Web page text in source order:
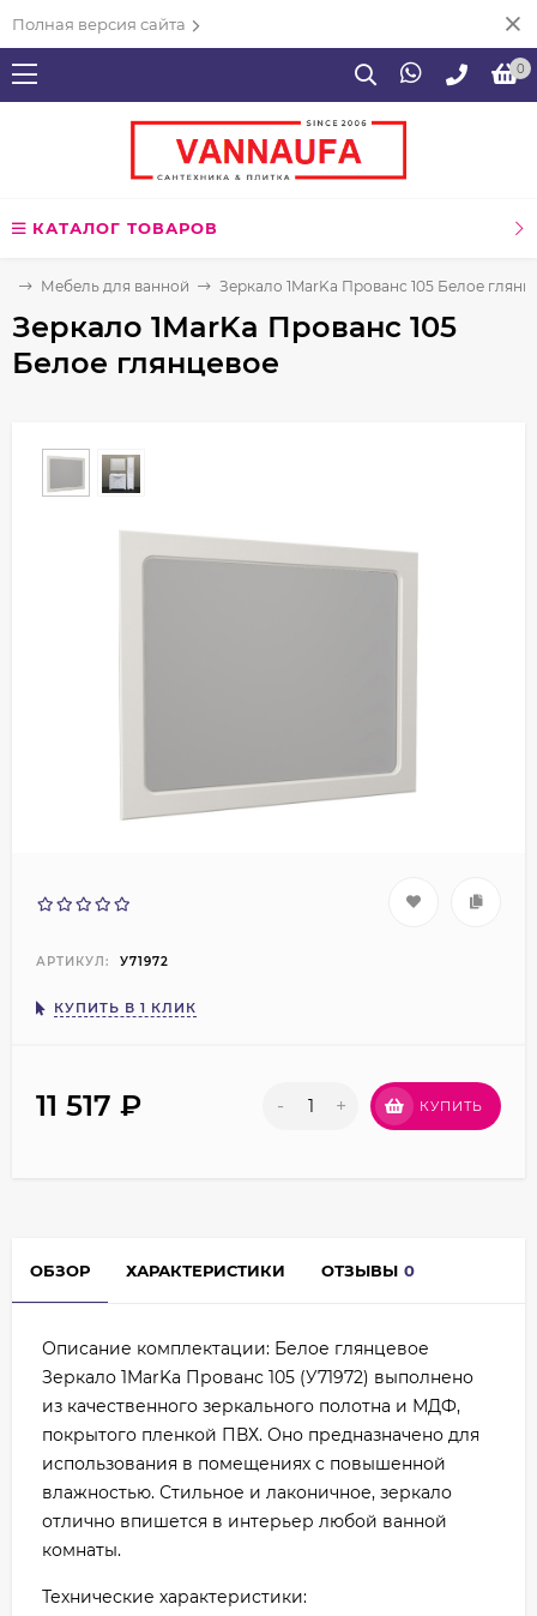
Полная версия сайта
0
КАТАЛОГ ТОВАРОВ
Мебель для ванной Зеркало 1MarKa Прованс 105 Белое
Зеркало 1MarKa Прованс 105
Белое глянцевое
АРТИКУЛ: У71972
КУПИТЬ В 1 КЛИК
11 517 ₽ - + КУПИТЬ
ОБЗОР ХАРАКТЕРИСТИКИ ОТЗЫВЫ 0
Описание комплектации: Белое глянцевое
Зеркало 1MarKa Прованс 105 (У71972) выполнено
из качественного зеркального полотна и МДФ,
покрытого пленкой ПВХ. Оно предназначено для
использования в помещениях с повышенной
влажностью. Стильное и лаконичное, зеркало
отлично впишется в интерьер любой ванной
комнаты.
Технические характеристики: